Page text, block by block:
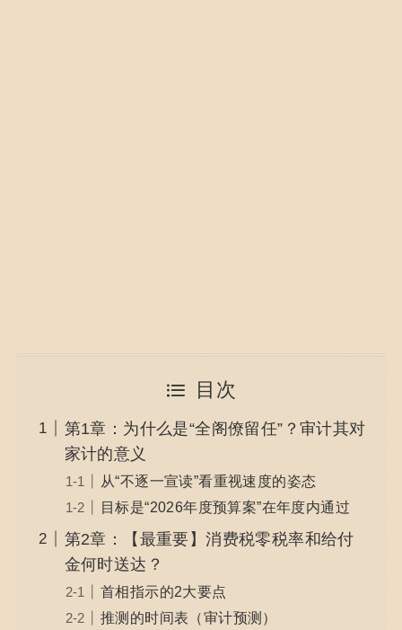
目次
第1章：为什么是“全阁僚留任”？审计其对
家计的意义
从“不逐一宣读”看重视速度的姿态
目标是“2026年度预算案”在年度内通过
第2章：【最重要】消费税零税率和给付
金何时送达？
首相指示的2大要点
推测的时间表（审计预测）